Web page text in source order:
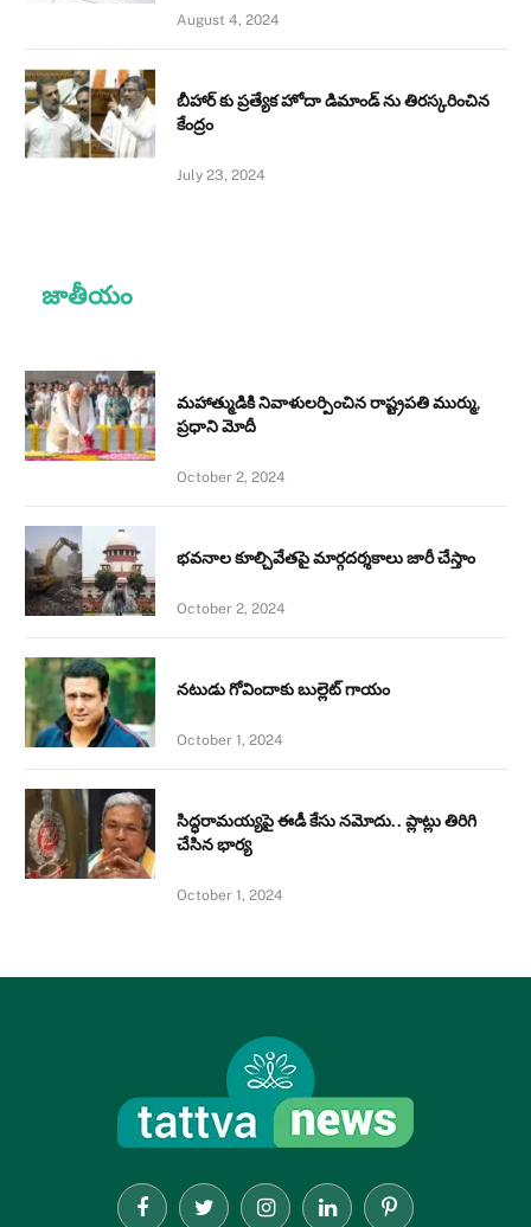
August 4, 2024
బీహార్ కు ప్రత్యేక హోదా డిమాండ్ ను తిరస్కరించిన
కేంద్రం
July 23, 2024
జాతీయం
మహాత్ముడికి నివాళులర్పించిన రాష్ట్రపతి ముర్ము,
ప్రధాని మోదీ
October 2, 2024
భవనాల కూల్చివేతపై మార్గదర్శకాలు జారీ చేస్తాం
October 2, 2024
నటుడు గోవిందాకు బుల్లెట్ గాయం
October 1, 2024
సిద్ధరామయ్యపై ఈడీ కేసు నమోదు.. ప్లాట్లు తిరిగి
చేసిన భార్య
October 1, 2024
FacebookTwitter InstagramLinkedInPinterest